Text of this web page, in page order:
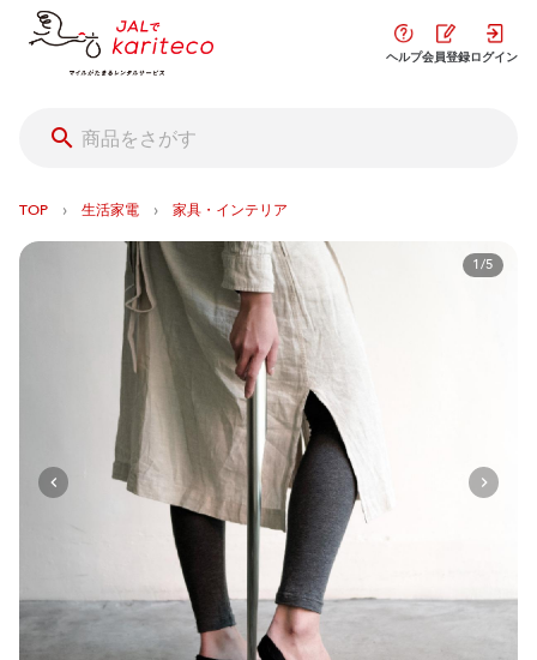
ヘルプ会員登録ログイン
TOP › 生活家電 › 家具・インテリア
1/5